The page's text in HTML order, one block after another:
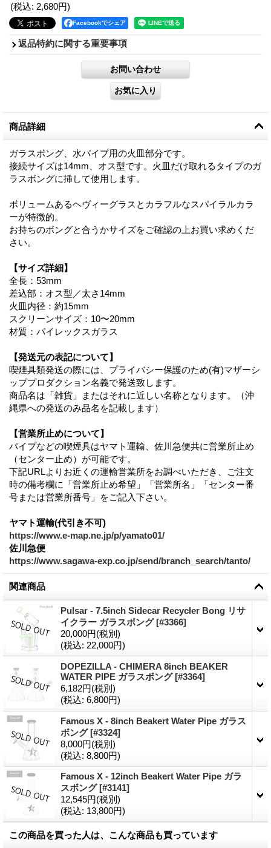
(税込: 2,680円)
Facebookでシェア
返品特約に関する重要事項
商品詳細
ガラスボング、水パイプ用の火皿部分です。
接続サイズは14mm、オス型です。火皿だけ取れるタイプのガ
ラスボングに挿して使用します。
ボリュームあるヘヴィーグラスとカラフルなスパイラルカラ
ーが特徴的。
お持ちのボングと合うかサイズをご確認の上お買い求めくだ
さい。
【サイズ詳細】
全長：53mm
差込部：オス型／太さ14mm
火皿内径：約15mm
スクリーンサイズ：10〜20mm
材質：パイレックスガラス
【発送元の表記について】
喫煙具類発送の際には、プライバシー保護のため(有)マザーシ
ッププロダクション名義で発送致します。
商品名は「雑貨」またはそれに近しい名称となります。（沖
縄県への発送のみ品名を記載します）
【営業所止めについて】
パイプなどの喫煙具はヤマト運輸、佐川急便共に営業所止め
（センター止め）が可能です。
下記URLよりお近くの運輸営業所をお調べいただき、ご注文
時の備考欄に「営業所止め希望」「営業所名」「センター番
号または営業所番号」をご記入下さい。
ヤマト運輸(代引き不可)
https://www.e-map.ne.jp/p/yamato01/
佐川急便
https://www.sagawa-exp.co.jp/send/branch_search/tanto/
関連商品
Pulsar - 7.5inch Sidecar Recycler Bong リサ
イクラー ガラスボング[#3366]
20,000円(税別)
(税込: 22,000円)
DOPEZILLA - CHIMERA 8inch BEAKER
WATER PIPE ガラスボング[#3364]
6,182円(税別)
(税込: 6,800円)
Famous X - 8inch Beakert Water Pipe ガラス
ボング[#3324]
8,000円(税別)
(税込: 8,800円)
Famous X - 12inch Beakert Water Pipe ガラ
スボング[#3141]
12,545円(税別)
(税込: 13,800円)
この商品を買った人は、こんな商品も買っています